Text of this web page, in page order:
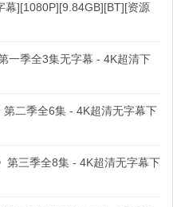
幕][1080P][9.84GB][BT][资源
一季全3集无字幕 - 4K超清下
二季全6集 - 4K超清无字幕下
第三季全8集 - 4K超清无字幕下